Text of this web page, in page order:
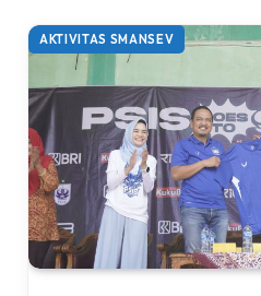
AKTIVITAS SMANSEV